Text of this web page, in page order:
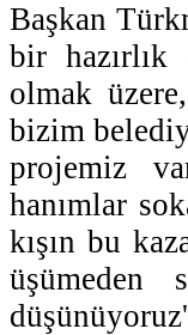
Başkan
bir hazırlık
olmak
bizim
projemiz
hanımlar
kışın bu
üşümeden